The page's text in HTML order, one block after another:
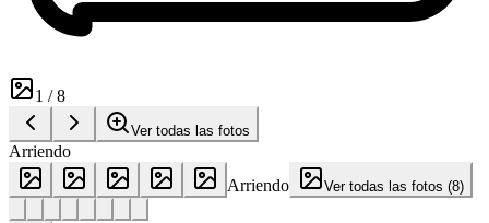
1 /8
Ver todas las fotos
Arriendo
Arriendo
Ver todas las fotos (8)